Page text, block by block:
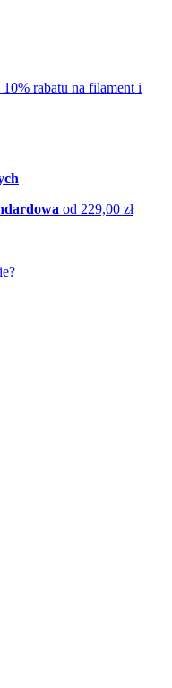
rabatu na filament i
od 229,00 zł